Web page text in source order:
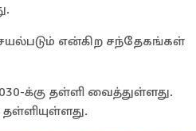
என்கிற சந்தேகங்கள்
க்கு தள்ளி வைத்துள்ளது.